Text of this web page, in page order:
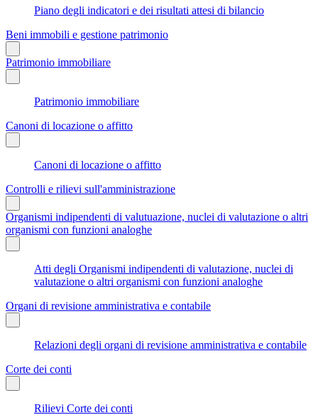
Piano degli indicatori e dei risultati attesi di bilancio
Beni immobili e gestione patrimonio
Patrimonio immobiliare
Patrimonio immobiliare
Canoni di locazione o affitto
Canoni di locazione o affitto
Controlli e rilievi sull'amministrazione
Organismi indipendenti di valutuazione, nuclei di valutazione o altri
organismi con funzioni analoghe
Atti degli Organismi indipendenti di valutazione, nuclei di
valutazione o altri organismi con funzioni analoghe
Organi di revisione amministrativa e contabile
Relazioni degli organi di revisione amministrativa e contabile
Corte dei conti
Rilievi Corte dei conti